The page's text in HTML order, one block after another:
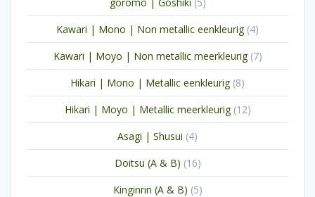
producten
Kawari | Mono | Non metallic eenkleurig 44
producten
Kawari | Moyo | Non metallic meerkleurig 77
producten
Hikari | Mono | Metallic eenkleurig 88
producten
Hikari | Moyo | Metallic meerkleurig 1212
producten
Asagi | Shusui 44
producten
Doitsu (A & B) 1616
producten
Kinginrin (A & B) 55